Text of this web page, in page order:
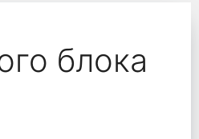
блока